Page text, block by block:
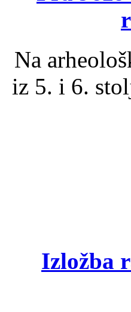
Na
iz 5. i 6.
Izložba